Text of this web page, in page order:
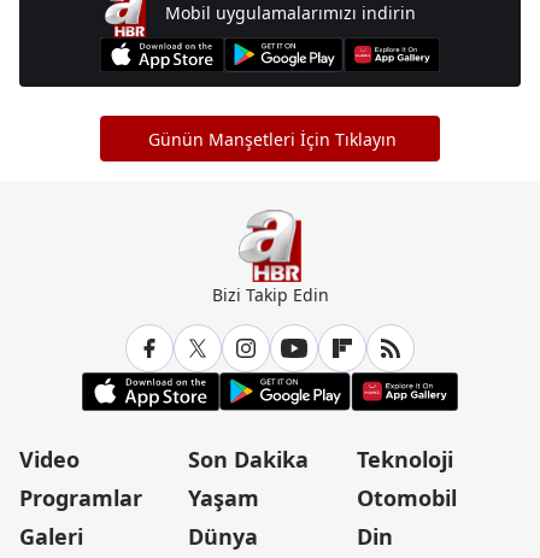
Mobil uygulamalarımızı indirin
Günün Manşetleri İçin Tıklayın
Bizi Takip Edin
Video
Programlar
Galeri
Son Dakika
Yaşam
Dünya
Teknoloji
Otomobil
Din